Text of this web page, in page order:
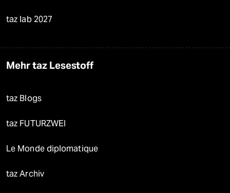
taz lab 2027
Mehr taz Lesestoff
taz Blogs
taz FUTURZWEI
Le Monde diplomatique
taz Archiv